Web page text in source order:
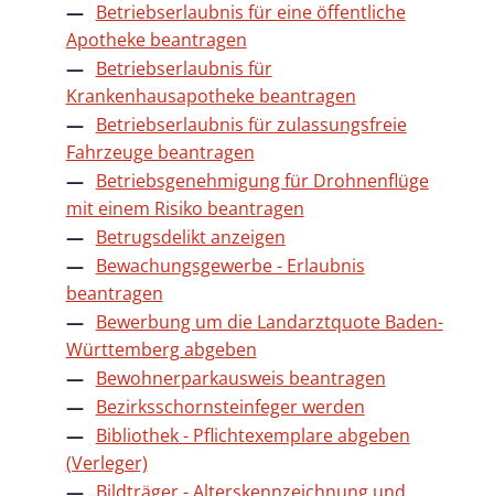
Betriebserlaubnis für eine öffentliche
Apotheke beantragen
Betriebserlaubnis für
Krankenhausapotheke beantragen
Betriebserlaubnis für zulassungsfreie
Fahrzeuge beantragen
Betriebsgenehmigung für Drohnenflüge
mit einem Risiko beantragen
Betrugsdelikt anzeigen
Bewachungsgewerbe - Erlaubnis
beantragen
Bewerbung um die Landarztquote Baden-
Württemberg abgeben
Bewohnerparkausweis beantragen
Bezirksschornsteinfeger werden
Bibliothek - Pflichtexemplare abgeben
(Verleger)